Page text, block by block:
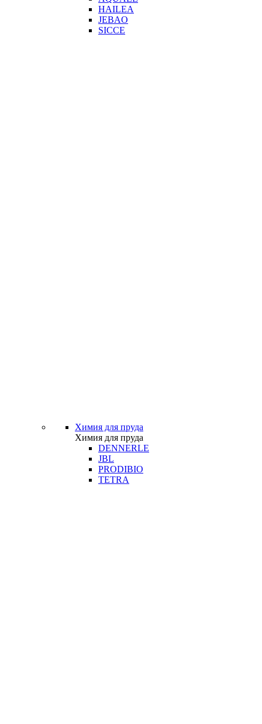
HAILEA
JEBAO
SICCE
Химия для пруда
Химия для пруда
DENNERLE
JBL
PRODIBIO
TETRA